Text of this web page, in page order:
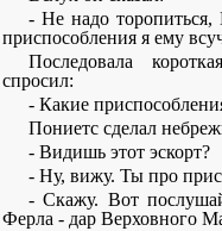
- Не надо торопиться,
приспособления я ему
Последовала
спросил:
- Какие
Пониетс сделал
- Видишь этот эскорт?
- Ну, вижу. Ты про
- Скажу. Вот
Ферла - дар Верховного